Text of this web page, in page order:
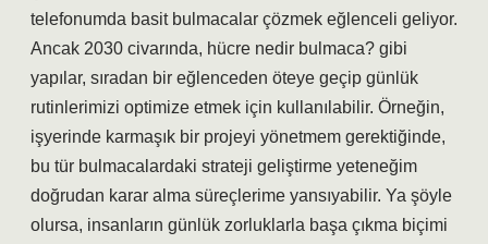
telefonumda basit bulmacalar çözmek eğlenceli geliyor.
Ancak 2030 civarında, hücre nedir bulmaca? gibi
yapılar, sıradan bir eğlenceden öteye geçip günlük
rutinlerimizi optimize etmek için kullanılabilir. Örneğin,
işyerinde karmaşık bir projeyi yönetmem gerektiğinde,
bu tür bulmacalardaki strateji geliştirme yeteneğim
doğrudan karar alma süreçlerime yansıyabilir. Ya şöyle
olursa, insanların günlük zorluklarla başa çıkma biçimi